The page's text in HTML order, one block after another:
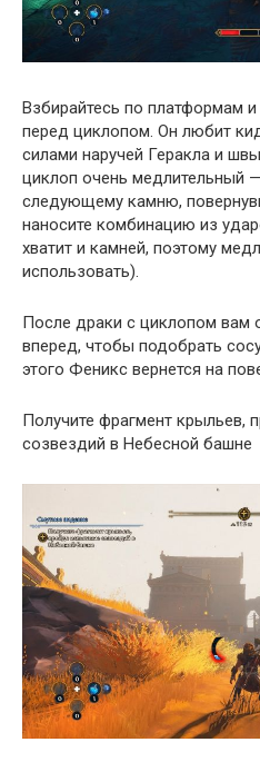
Взбирайтесь по платформам
перед циклопом. Он любит
силами наручей Геракла и
циклоп очень медлительный
следующему камню,
наносите комбинацию из
хватит и камней, поэтому
использовать).
После драки с циклопом вам
вперед, чтобы подобрать
этого Феникс вернется на
Получите фрагмент крыльев,
созвездий в Небесной башне